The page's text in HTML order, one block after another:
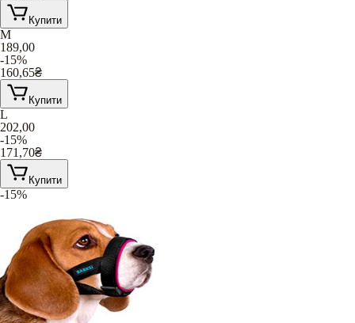
Купити
M
189,00
-15%
160,65₴
Купити
L
202,00
-15%
171,70₴
Купити
-15%